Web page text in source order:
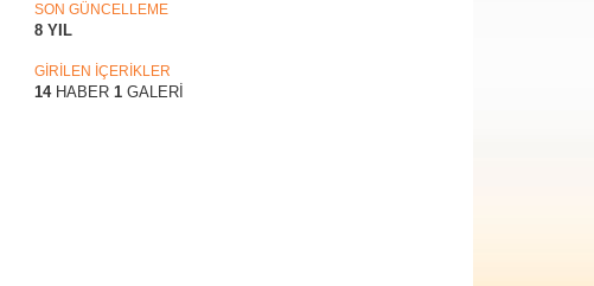
ÖnerileriSON GÜNCELLEME
8 YIL
GİRİLEN İÇERİKLER
14HABER 1 GALERİ